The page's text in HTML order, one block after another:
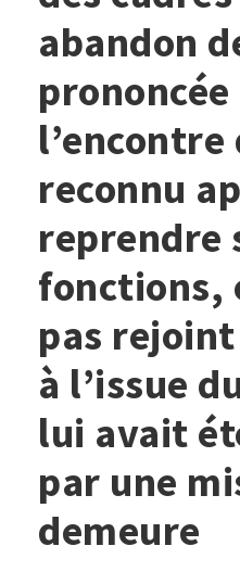
abandon
prononcée
l’encontre
reconnu
reprendre
fonctions,
pas
à l’issue
lui avait
par une
demeure